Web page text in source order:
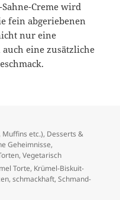
Creme wird
fein abgeriebenen
nur eine
eine zusätzliche
Muffins etc.), Desserts &
Geheimnisse,
,Vegetarisch
Torte, Krümel-Biskuit-
,schmackhaft,Schmand-